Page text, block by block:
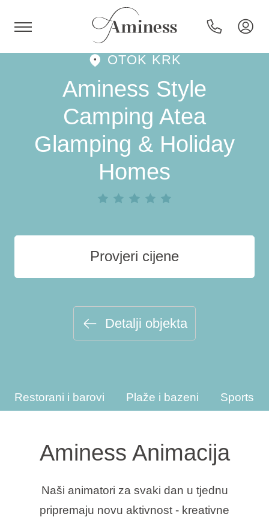
Hoteli i resorti
Destinacije
Blogovi
OTOK KRK
Aminess Style
Camping Atea
Glamping & Holiday
Homes
Provjeri cijene
Detalji objekta
Restorani i barovi Plaže i bazeni
Aminess Animacija
Naši animatori za svaki dan u tjednu
pripremaju novu aktivnost - kreativne